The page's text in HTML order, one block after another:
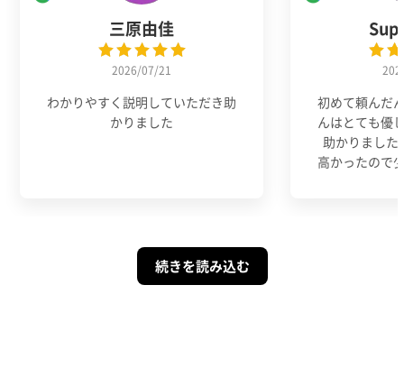
三原由佳
2026/07/21
わかりやすく説明していただき助
かりました
初めて頼んだ
んはとても優
助かりました
高かったので
続きを読み込む